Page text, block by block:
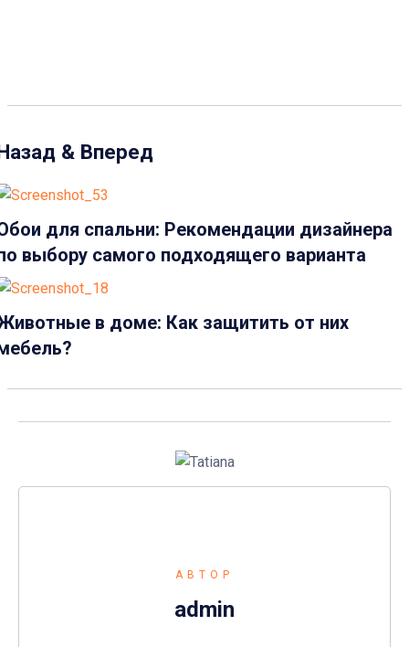
& Вперед
для спальни: Рекомендации дизайнера
выбору самого подходящего варианта
в доме: Как защитить от них
АВТОР
admin